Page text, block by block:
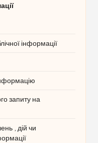
інформації
запиту на
, дій чи